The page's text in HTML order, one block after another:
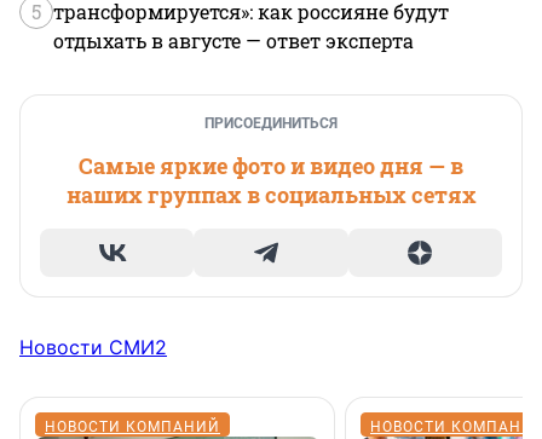
5 трансформируется»: как россияне будут
отдыхать в августе — ответ эксперта
ПРИСОЕДИНИТЬСЯ
Самые яркие фото и видео дня — в
наших группах в социальных сетях
Новости СМИ2
НОВОСТИ КОМПАНИЙ НОВОСТИ